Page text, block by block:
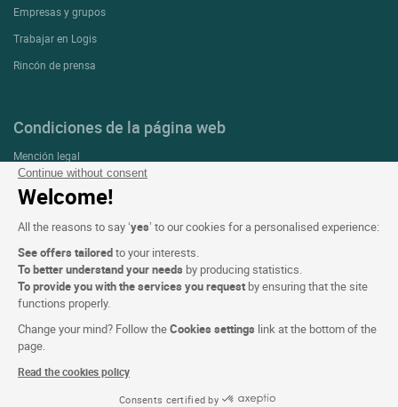
Continue without consent
Welcome!
All the reasons to say ‘yes’ to our cookies for a personalised experience:
See offers tailoredto your interests.
To better understand your needs by producing statistics.
To provide you with the services you request by ensuring that the site
functions properly.
Change your mind? Follow theCookies settings link at the bottom of the
page.
Read the cookies policy
Consents certified by
Empresas y grupos
Trabajar en Logis
Rincón de prensa
Condiciones de la página web
Mención legal
Protección de datos personales (RGPD)
Configuración de las cookies
CGV
Asistencia
Mapa del sitio
fotografías
Síguenos